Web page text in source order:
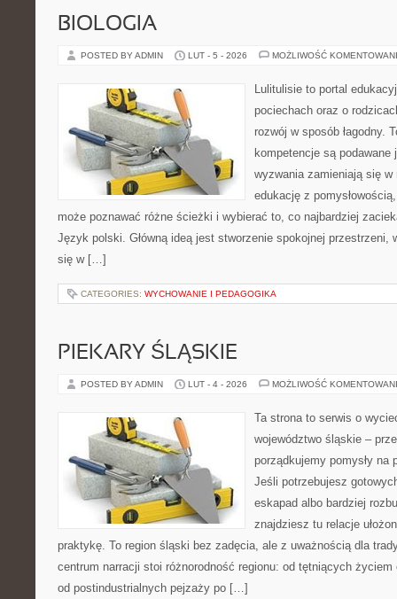
BIOLOGIA
POSTED BY ADMIN LUT - 5 - 2026 MOŻLIWOŚĆ
Lulitulisie to portal
pociechach oraz o
rozwój w sposób łagodny.
kompetencje są
wyzwania zamieniają się w
edukację z
może poznawać różne ścieżki i wybierać to, co najbardziej
Język polski. Główną ideą jest stworzenie spokojnej przestrzeni,
się w […]
CATEGORIES: WYCHOWANIE I PEDAGOGIKA
PIEKARY ŚLĄSKIE
POSTED BY ADMIN LUT - 4 - 2026 MOŻLIWOŚĆ
Ta strona to serwis o
województwo śląskie –
porządkujemy pomysły na
Jeśli potrzebujesz
eskapad albo bardziej
znajdziesz tu relacje
praktykę. To region śląski bez zadęcia, ale z uważnością dla
centrum narracji stoi różnorodność regionu: od tętniących
od postindustrialnych pejzaży po […]